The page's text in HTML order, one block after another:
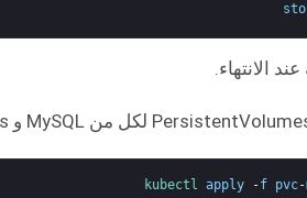
الانتهاء.
kubectl apply -f pvc-